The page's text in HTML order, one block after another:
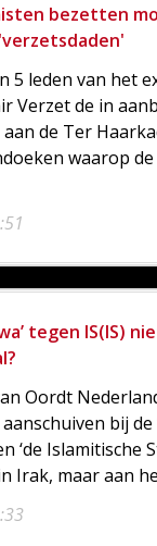
bezetten
5 leden van het
Verzet de in
de Ter
waarop de
tegen IS(IS)
Oordt
bij
‘de Islamitische
Irak, maar aan